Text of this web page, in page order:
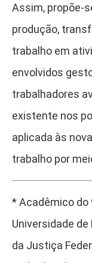
Assim, propõe-
produção,
trabalho em
envolvidos
trabalhadores
existente nos
aplicada às
trabalho por
* Acadêmico do
Universidade
da Justiça